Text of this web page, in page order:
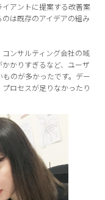
アントに提案する改善案
は既存のアイデアの組み
ンサルティング会社の域
かりすぎるなど、ユーザ
のが多かったです。デー
ロセスが足りなかったり